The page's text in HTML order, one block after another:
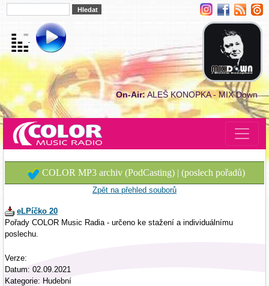
On-Air:ALEŠ KONOPKA - MIX Down
COLOR MP3 archiv (PodCasting) | (poslech pořadů)
Zpět na přehled souborů
eLPíčko 20
Pořady COLOR Music Radia - určeno ke stažení a individuálnímu
poslechu.
Verze:
Datum: 02.09.2021
Kategorie: Hudební